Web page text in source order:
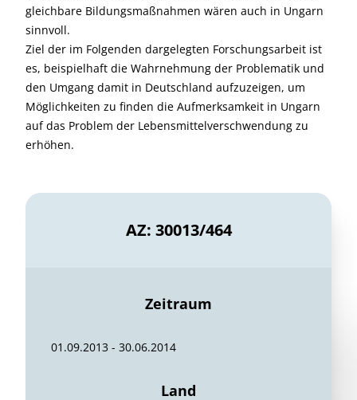
gleichbare Bildungsmaßnahmen wären auch in Ungarn
sinnvoll.
Ziel der im Folgenden dargelegten Forschungsarbeit ist
es, beispielhaft die Wahrnehmung der Problematik und
den Umgang damit in Deutschland aufzuzeigen, um
Möglichkeiten zu finden die Aufmerksamkeit in Ungarn
auf das Problem der Lebensmittelverschwendung zu
erhöhen.
AZ: 30013/464
Zeitraum
01.09.2013 - 30.06.2014
Land